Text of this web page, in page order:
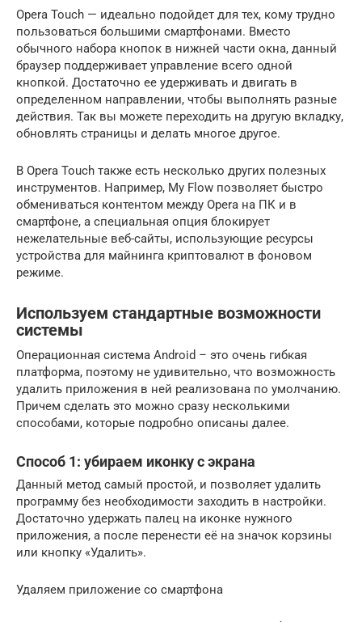
Opera Touch — идеально подойдет для тех, кому трудно
пользоваться большими смартфонами. Вместо
обычного набора кнопок в нижней части окна, данный
браузер поддерживает управление всего одной
кнопкой. Достаточно ее удерживать и двигать в
определенном направлении, чтобы выполнять разные
действия. Так вы можете переходить на другую вкладку,
обновлять страницы и делать многое другое.
В Opera Touch также есть несколько других полезных
инструментов. Например, My Flow позволяет быстро
обмениваться контентом между Opera на ПК и в
смартфоне, а специальная опция блокирует
нежелательные веб-сайты, использующие ресурсы
устройства для майнинга криптовалют в фоновом
режиме.
Используем стандартные возможности
системы
Операционная система Android – это очень гибкая
платформа, поэтому не удивительно, что возможность
удалить приложения в ней реализована по умолчанию.
Причем сделать это можно сразу несколькими
способами, которые подробно описаны далее.
Способ 1: убираем иконку с экрана
Данный метод самый простой, и позволяет удалить
программу без необходимости заходить в настройки.
Достаточно удержать палец на иконке нужного
приложения, а после перенести её на значок корзины
или кнопку «Удалить».
Удаляем приложение со смартфона